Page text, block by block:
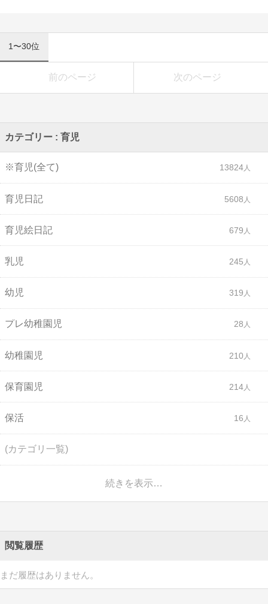
1〜30位
前のページ 次のページ
カテゴリー : 育児
※育児(全て) 13824
育児日記 5608
育児絵日記 679
乳児 245
幼児 319
プレ幼稚園児 28
幼稚園児 210
保育園児 214
保活 16
(カテゴリ一覧)
続きを表示…
閲覧履歴
まだ履歴はありません。